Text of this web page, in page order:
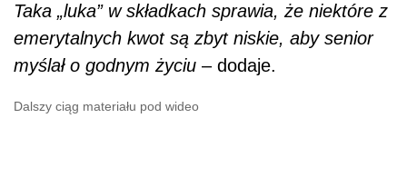
Taka „luka” w składkach sprawia, że niektóre z
emerytalnych kwot są zbyt niskie, aby senior
myślał o godnym życiu – dodaje.
Dalszy ciąg materiału pod wideo